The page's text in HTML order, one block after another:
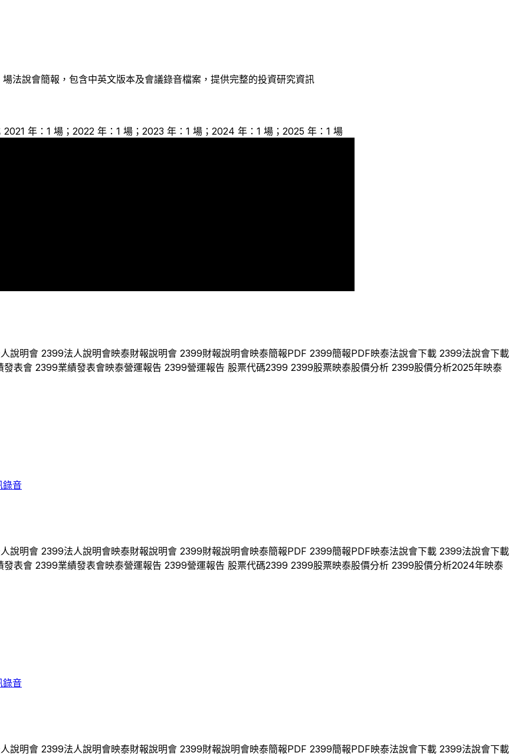
場法說會簡報，包含中英文版本及會議錄音檔案，提供完整的投資研究資訊
年：1 場；2022 年：1 場；2023 年：1 場；2024 年：1 場；2025 年：1 場
說明會 2399法人說明會映泰財報說明會 2399財報說明會映泰簡報PDF 2399簡報PDF映泰法說會下載 2399法說會下載
發表會 2399業績發表會映泰營運報告 2399營運報告 股票代碼2399 2399股票映泰股價分析 2399股價分析2025年映泰
錄音
說明會 2399法人說明會映泰財報說明會 2399財報說明會映泰簡報PDF 2399簡報PDF映泰法說會下載 2399法說會下載
發表會 2399業績發表會映泰營運報告 2399營運報告 股票代碼2399 2399股票映泰股價分析 2399股價分析2024年映泰
錄音
說明會 2399法人說明會映泰財報說明會 2399財報說明會映泰簡報PDF 2399簡報PDF映泰法說會下載 2399法說會下載